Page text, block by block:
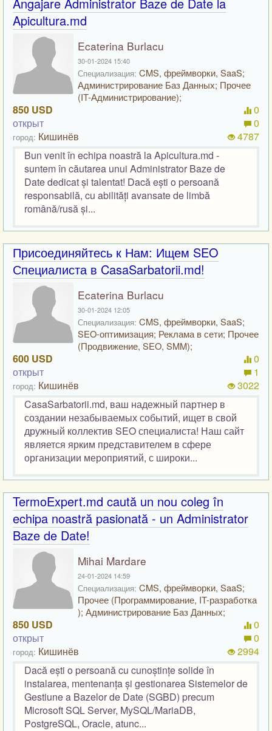
Apicultura.md
Ecaterina Burlacu
30-01-2024 15:40
Специализация: CMS, фреймворки, SaaS;
Администрирование Баз Данных; Прочее
(IT-Администрирование);
850 USD
открыт
город: Кишинёв
0
0
4787
Bun venit în echipa noastră la Apicultura.md -
suntem în căutarea unui Administrator Baze de
Date dedicat și talentat! Dacă ești o persoană
responsabilă, cu abilități avansate de limbă
română/rusă și...
Присоединяйтесь к Нам: Ищем SEO
Специалиста в CasaSarbatorii.md!
Ecaterina Burlacu
30-01-2024 12:05
Специализация: CMS, фреймворки, SaaS;
SEO-оптимизация; Реклама в сети; Прочее
(Продвижение, SEO, SMM);
600 USD
открыт
город: Кишинёв
0
1
3022
CasaSarbatorii.md, ваш надежный партнер в
создании незабываемых событий, ищет в свой
дружный коллектив SEO специалиста! Наш сайт
является ярким представителем в сфере
организации мероприятий, с широки...
TermoExpert.md caută un nou coleg în
echipa noastră pasionată - un Administrator
Baze de Date!
Mihai Mardare
24-01-2024 14:59
Специализация: CMS, фреймворки, SaaS;
Прочее (Программирование, IT-разработка
); Администрирование Баз Данных;
850 USD
открыт
город: Кишинёв
0
0
2994
Dacă ești o persoană cu cunoștințe solide în
instalarea, mentenanța și gestionarea Sistemelor de
Gestiune a Bazelor de Date (SGBD) precum
Microsoft SQL Server, MySQL/MariaDB,
PostgreSQL, Oracle, atunc...